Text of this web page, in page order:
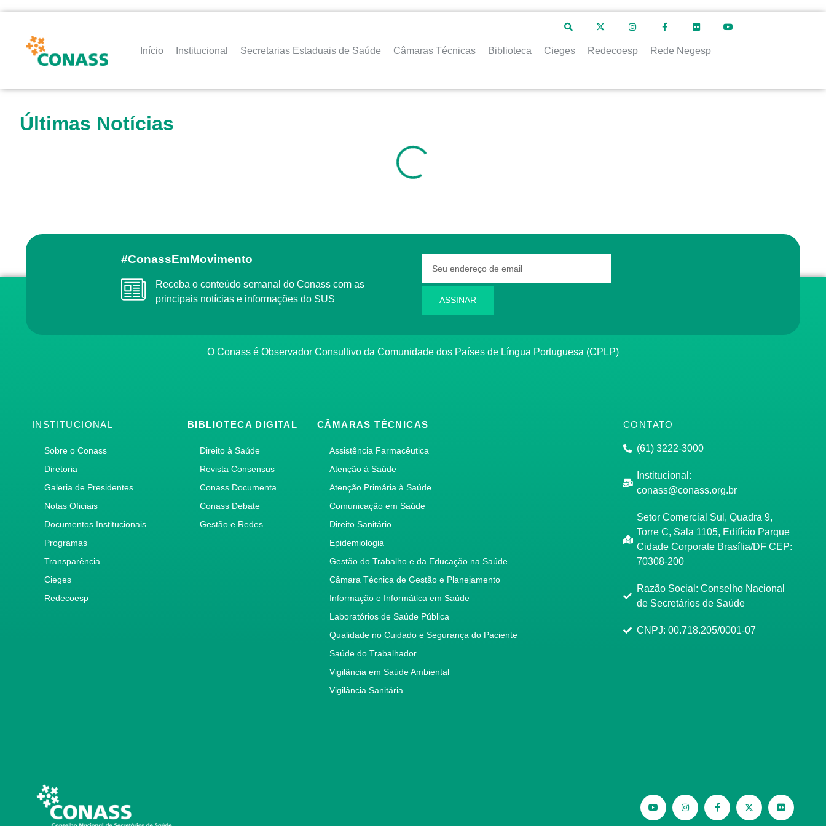
Início Institucional Secretarias Estaduais de Saúde Câmaras Técnicas Biblioteca Cieges Redecoesp Rede Negesp
Últimas Notícias
#ConassEmMovimento
Receba o conteúdo semanal do Conass com as
principais notícias e informações do SUS
ASSINAR
O Conass é Observador Consultivo da Comunidade dos Países de Língua Portuguesa (CPLP)
INSTITUCIONAL
Sobre o Conass
Diretoria
Galeria de Presidentes
Notas Oficiais
Documentos Institucionais
Programas
Transparência
Cieges
Redecoesp
BIBLIOTECA DIGITAL
Direito à Saúde
Revista Consensus
Conass Documenta
Conass Debate
Gestão e Redes
CÂMARAS TÉCNICAS
Assistência Farmacêutica
Atenção à Saúde
Atenção Primária à Saúde
Comunicação em Saúde
Direito Sanitário
Epidemiologia
Gestão do Trabalho e da Educação na Saúde
Câmara Técnica de Gestão e Planejamento
Informação e Informática em Saúde
Laboratórios de Saúde Pública
Qualidade no Cuidado e Segurança do Paciente
Saúde do Trabalhador
Vigilância em Saúde Ambiental
Vigilância Sanitária
CONTATO
(61) 3222-3000
Institucional:
conass@conass.org.br
Setor Comercial Sul, Quadra 9,
Torre C, Sala 1105, Edifício Parque
Cidade Corporate Brasília/DF CEP:
70308-200
Razão Social: Conselho Nacional
de Secretários de Saúde
CNPJ: 00.718.205/0001-07